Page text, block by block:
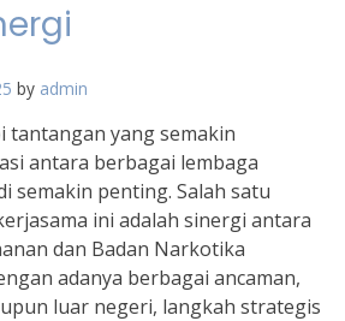
by admin
tantangan yang semakin
antara berbagai lembaga
semakin penting. Salah satu
ini adalah sinergi antara
dan Badan Narkotika
adanya berbagai ancaman,
luar negeri, langkah strategis